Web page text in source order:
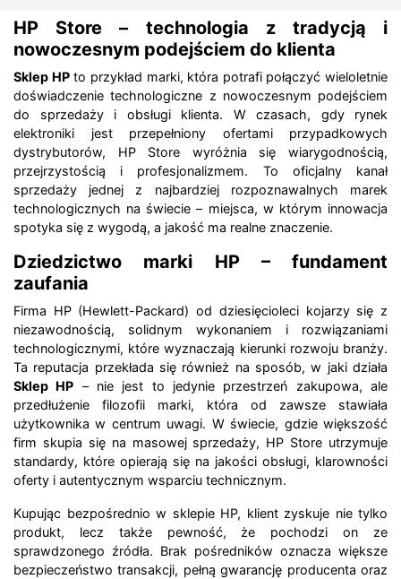
HP Store – technologia z tradycją i
nowoczesnym podejściem do klienta
Sklep HPto przykład marki, która potrafi połączyć wieloletnie
doświadczenie technologiczne z nowoczesnym podejściem
do sprzedaży i obsługi klienta. W czasach, gdy rynek
elektroniki jest przepełniony ofertami przypadkowych
dystrybutorów, HP Store wyróżnia się wiarygodnością,
przejrzystością i profesjonalizmem. To oficjalny kanał
sprzedaży jednej z najbardziej rozpoznawalnych marek
technologicznych na świecie – miejsca, w którym innowacja
spotyka się z wygodą, a jakość ma realne znaczenie.
Dziedzictwo marki HP – fundament
zaufania
Firma HP (Hewlett-Packard) od dziesięcioleci kojarzy się z
niezawodnością, solidnym wykonaniem i rozwiązaniami
technologicznymi, które wyznaczają kierunki rozwoju branży.
Ta reputacja przekłada się również na sposób, w jaki działa
Sklep HP – nie jest to jedynie przestrzeń zakupowa, ale
przedłużenie filozofii marki, która od zawsze stawiała
użytkownika w centrum uwagi. W świecie, gdzie większość
firm skupia się na masowej sprzedaży, HP Store utrzymuje
standardy, które opierają się na jakości obsługi, klarowności
oferty i autentycznym wsparciu technicznym.
Kupując bezpośrednio w sklepie HP, klient zyskuje nie tylko
produkt, lecz także pewność, że pochodzi on ze
sprawdzonego źródła. Brak pośredników oznacza większe
bezpieczeństwo transakcji, pełną gwarancję producenta oraz